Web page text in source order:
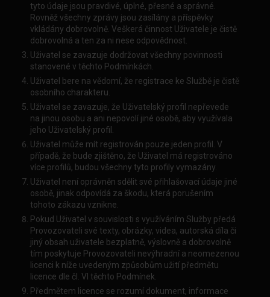
tyto údaje jsou pravdivé, úplné, přesné a správné.
Rovněž všechny zprávy jsou zasílány a příspěvky
vkládány dobrovolně. Veškerá činnost Uživatele je čistě
dobrovolná a ten za ni nese odpovědnost.
Uživatel se zavazuje dodržovat všechny povinnosti
stanovené v těchto Podmínkách.
Uživatel bere na vědomí, že registrace ke Službě je čistě
osobního charakteru.
Uživatel se zavazuje, že Uživatelský profil nepřevede
na jinou osobu a ani nepovolí jiné osobě, aby využívala
jeho Uživatelský profil.
Uživatel může mít registrován pouze jeden profil. V
případě, že bude zjištěno, že Uživatel má registrováno
více profilů, budou všechny tyto profily vymazány.
Uživatel není oprávněn sdělit své přihlašovací údaje jiné
osobě, jinak odpovídá za škodu, která porušením
tohoto zákazu vznikne.
Pokud Uživatel v souvislosti s využíváním Služby předá
Provozovateli své texty, obrázky, videa, autorská díla či
jiný obsah uživatele bezplatně, výslovně a dobrovolně
tím poskytuje Provozovateli nevýhradní a neomezenou
licenci k níže uvedeným způsobům užití předmětu
licence dle čl. VI těchto Podmínek.
Předmětem licence se rozumí dokument, informace